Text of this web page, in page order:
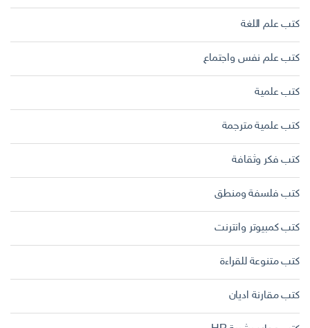
كتب علم اللغة
كتب علم نفس واجتماع
كتب علمية
كتب علمية مترجمة
كتب فكر وثقافة
كتب فلسفة ومنطق
كتب كمبيوتر وانترنت
كتب متنوعة للقراءة
كتب مقارنة اديان